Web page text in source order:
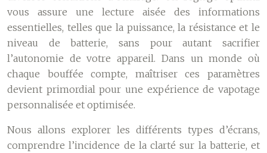
vous assure une lecture aisée des informations
essentielles, telles que la puissance, la résistance et le
niveau de batterie, sans pour autant sacrifier
l’autonomie de votre appareil. Dans un monde où
chaque bouffée compte, maîtriser ces paramètres
devient primordial pour une expérience de vapotage
personnalisée et optimisée.
Nous allons explorer les différents types d’écrans,
comprendre l’incidence de la clarté sur la batterie, et